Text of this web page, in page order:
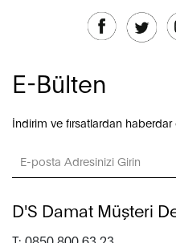
E-Bülten
İndirim ve fırsatlardan
D'S Damat Müşteri